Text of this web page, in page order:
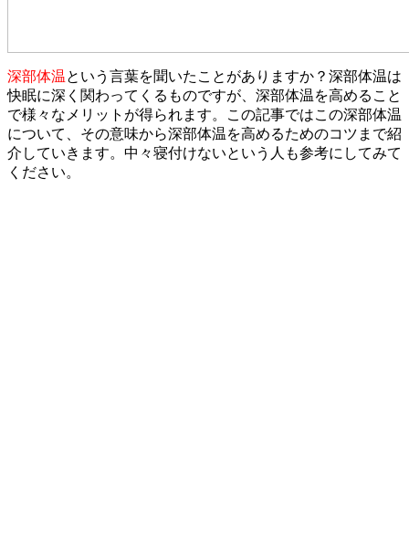
深部体温という言葉を聞いたことがありますか？深部体温は
快眠に深く関わってくるものですが、深部体温を高めること
で様々なメリットが得られます。この記事ではこの深部体温
について、その意味から深部体温を高めるためのコツまで紹
介していきます。中々寝付けないという人も参考にしてみて
ください。